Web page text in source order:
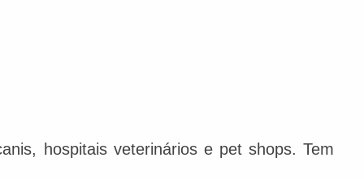
hospitais veterinários e pet shops. Tem